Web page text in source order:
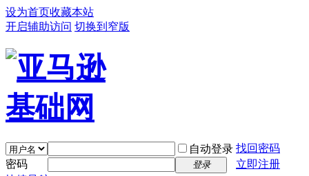
设为首页收藏本站
开启辅助访问 切换到窄版
自动登录 找回密码
密码
登录
立即注册